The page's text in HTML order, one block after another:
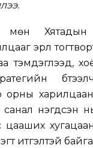
Хятадын
эрүүл
тэмдэглээд,
орны
санал нэгдсэн
цааших
итгэлтэй